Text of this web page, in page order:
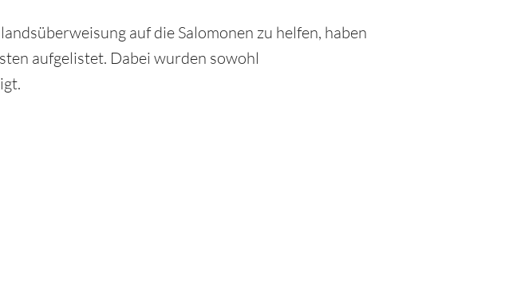
auf die Salomonen zu helfen, haben
aufgelistet. Dabei wurden sowohl